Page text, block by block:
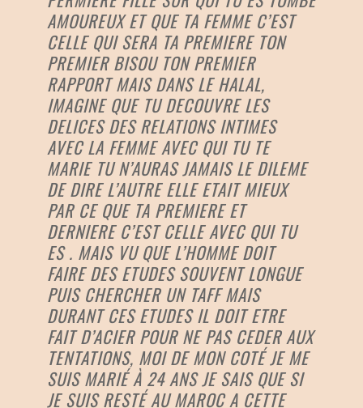
AMOUREUX ET QUE TA FEMME C’EST
CELLE QUI SERA TA PREMIERE TON
PREMIER BISOU TON PREMIER
RAPPORT MAIS DANS LE HALAL,
IMAGINE QUE TU DECOUVRE LES
DELICES DES RELATIONS INTIMES
AVEC LA FEMME AVEC QUI TU TE
MARIE TU N’AURAS JAMAIS LE DILEME
DE DIRE L’AUTRE ELLE ETAIT MIEUX
PAR CE QUE TA PREMIERE ET
DERNIERE C’EST CELLE AVEC QUI TU
ES . MAIS VU QUE L’HOMME DOIT
FAIRE DES ETUDES SOUVENT LONGUE
PUIS CHERCHER UN TAFF MAIS
DURANT CES ETUDES IL DOIT ETRE
FAIT D’ACIER POUR NE PAS CEDER AUX
TENTATIONS, MOI DE MON COTÉ JE ME
SUIS MARIÉ À 24 ANS JE SAIS QUE SI
JE SUIS RESTÉ AU MAROC A CETTE